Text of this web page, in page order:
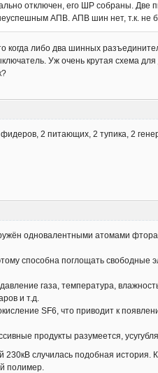
отключен, его ШР собраны. Две
АПВ. АПВ шин нет, т.к.
когда либо два шинных
Уж очень крутая схема
2 питающих, 2 тупика, 2
одновалентными атомами
способна поглощать свободные
газа, температура,
и т.д.
SF6, что приводит к
продукты разумеется,
случилась подобная
полимер.